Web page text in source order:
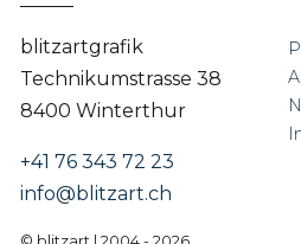
blitzartgrafik
Technikumstrasse 38
8400 Winterthur
+41 76 343 72 23
info@blitzart.ch